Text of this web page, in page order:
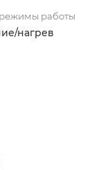
работы
нагрев